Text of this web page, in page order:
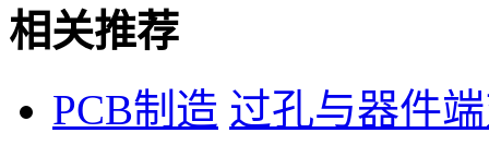
相关推荐
PCB制造 过孔与器件